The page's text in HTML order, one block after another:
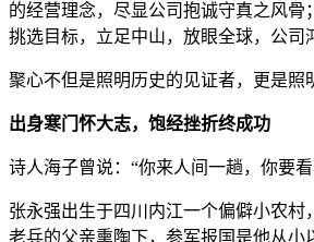
的经营理念，尽显公司抱诚守真之风骨
挑选目标，立足中山，放眼全球，公司
聚心不但是照明历史的见证者，更是照
出身寒门怀大志，饱经挫折终成功
诗人海子曾说：“你来人间一趟，你要
张永强出生于四川内江一个偏僻小农村
老兵的父亲熏陶下，参军报国是他从小